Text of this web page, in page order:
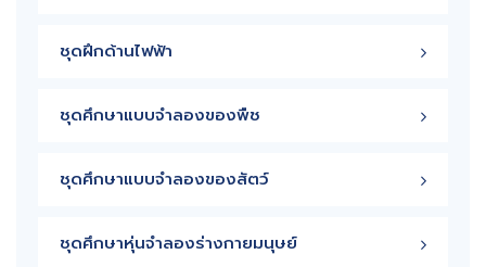
ชุดฝึกด้านไฟฟ้า
ชุดศึกษาแบบจำลองของพืช
ชุดศึกษาแบบจำลองของสัตว์
ชุดศึกษาหุ่นจำลองร่างกายมนุษย์